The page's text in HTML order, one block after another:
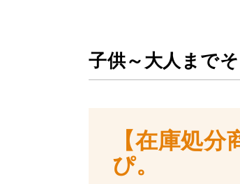
子供～大人まで
【在庫処
ぴ。